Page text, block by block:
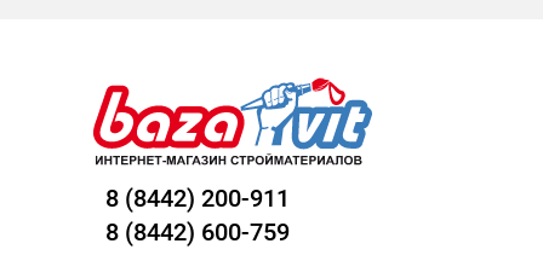
8 (8442) 200-911
8 (8442) 600-759